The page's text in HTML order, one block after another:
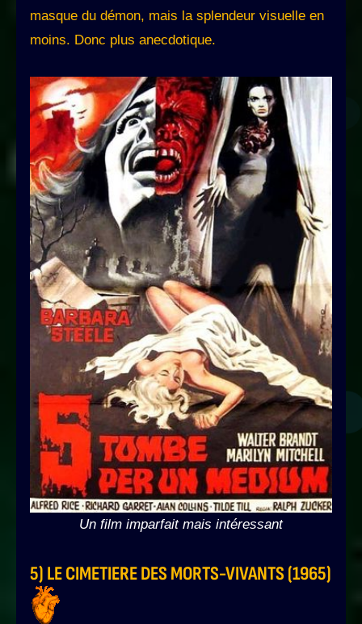
masque du démon, mais la splendeur visuelle en
moins. Donc plus anecdotique.
Un film imparfait mais intéressant
5) LE CIMETIERE DES MORTS-VIVANTS (1965)